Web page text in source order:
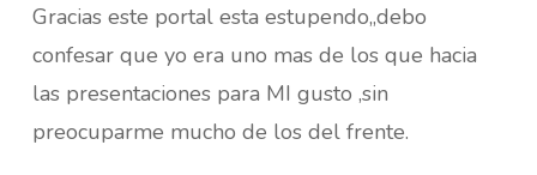
Gracias este portal esta estupendo,,debo
confesar que yo era uno mas de los que hacia
las presentaciones para MI gusto ,sin
preocuparme mucho de los del frente.